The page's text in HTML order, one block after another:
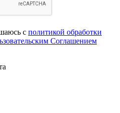
с политикой обработки
Соглашением